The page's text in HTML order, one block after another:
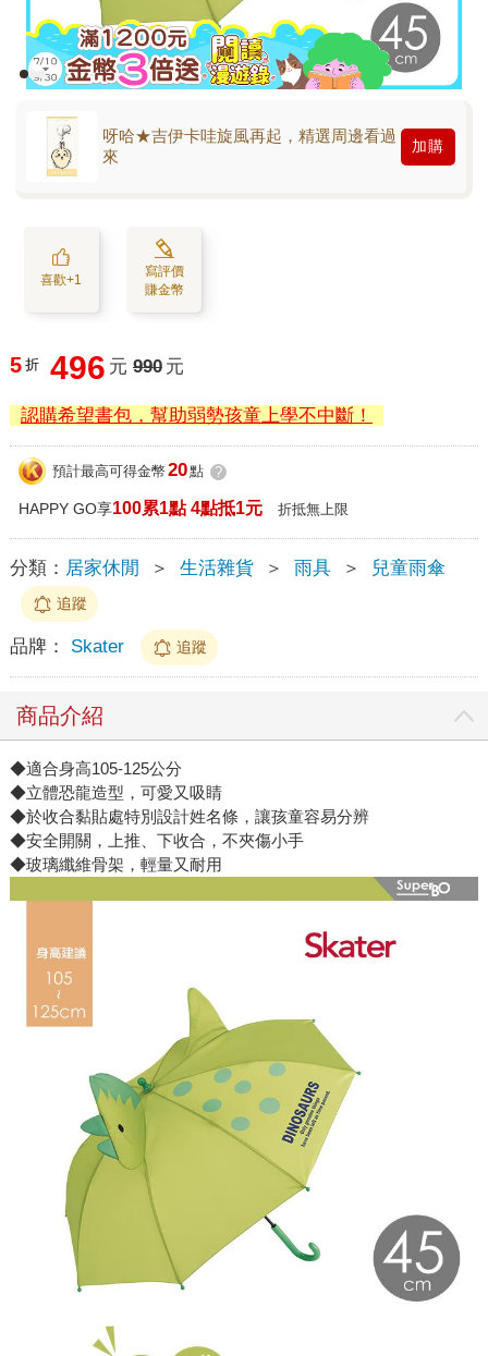
呀哈★吉伊卡哇旋風再起，精選周邊看過
來
加購
喜歡+1
寫評價
賺金幣
5 折 496 元 990 元
認購希望書包，幫助弱勢孩童上學不中斷！
預計最高可得金幣 20點 ?
HAPPY GO享100累1點 4點抵1元 折抵無上限
分類： 居家休閒 ＞ 生活雜貨 ＞ 雨具 ＞ 兒童雨傘
追蹤
品牌： Skater 追蹤
商品介紹
◆適合身高105-125公分
◆立體恐龍造型，可愛又吸睛
◆於收合黏貼處特別設計姓名條，讓孩童容易分辨
◆安全開關，上推、下收合，不夾傷小手
◆玻璃纖維骨架，輕量又耐用